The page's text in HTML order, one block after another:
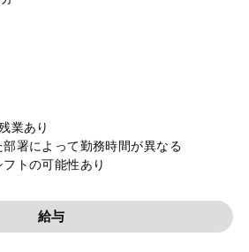
業あり
部署によって勤務時間が異なる
トの可能性あり
給与